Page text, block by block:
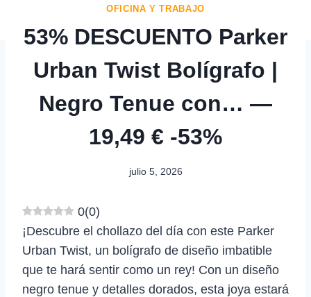
OFICINA Y TRABAJO
53% DESCUENTO Parker
Urban Twist Bolígrafo |
Negro Tenue con… —
19,49 € -53%
julio 5, 2026
0(0)
¡Descubre el chollazo del día con este Parker
Urban Twist, un bolígrafo de diseño imbatible
que te hará sentir como un rey! Con un diseño
negro tenue y detalles dorados, esta joya estará